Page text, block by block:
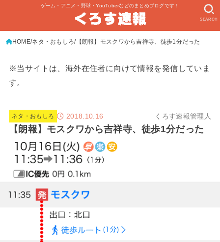
ゲーム・アニメ・野球・YouTuberなどのまとめブログです！
SEARCH
HOME ネタ・おもしろ 【朗報】モスクワから吉祥寺、徒歩1分だった
※当サイトは、海外在住者に向けて情報を発信していま
す。
ネタ・おもしろ 2018.10.16 くろす速報管理人
【朗報】モスクワから吉祥寺、徒歩1分だった